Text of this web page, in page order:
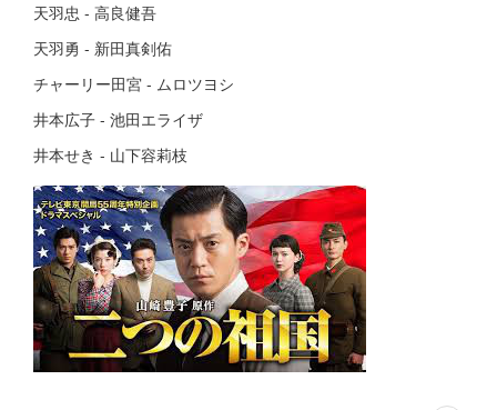
天羽忠 - 高良健吾
天羽勇 - 新田真剣佑
チャーリー田宮 - ムロツヨシ
井本広子 - 池田エライザ
井本せき - 山下容莉枝